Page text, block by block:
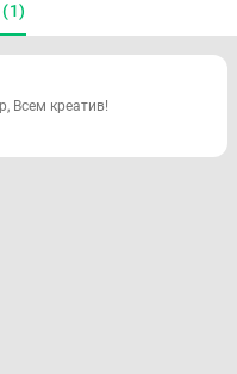
Всем креатив!